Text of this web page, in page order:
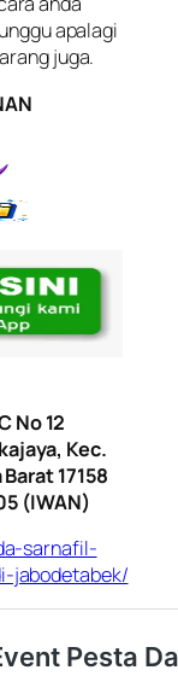
apalagi
juga.
No 12
Kec.
17158
(IWAN)
sarnafil-
jabodetabek/